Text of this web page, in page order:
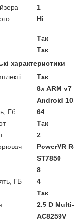
1
Ні
Так
Так
характеристики
Так
8х ARM v7
Android
Гб
64
Так
2
PowerVR
ST7850
8
ГБ
4
Так
2.5 D
AC8259V